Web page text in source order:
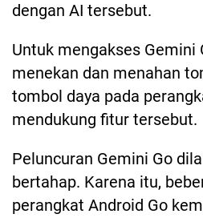
dengan AI tersebut.
Untuk mengakses Gemini
menekan dan menahan
tombol daya pada
mendukung fitur tersebut.
Peluncuran Gemini Go
bertahap. Karena itu,
perangkat Android Go